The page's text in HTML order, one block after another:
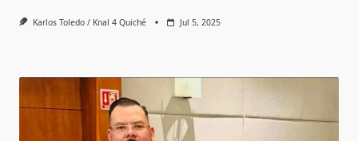
Karlos Toledo / Knal 4 Quiché Jul 5, 2025